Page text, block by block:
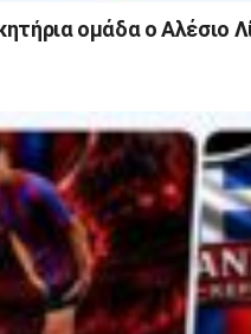
ομάδα ο Αλέσιο